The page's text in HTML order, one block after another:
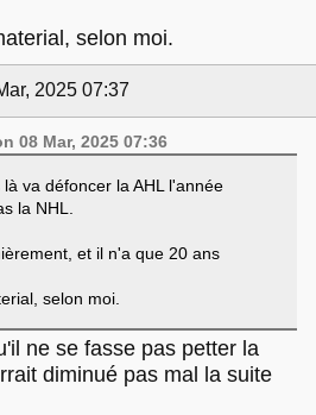
selon moi.
2025 07:37
08 Mar, 2025 07:36
va défoncer la AHL l'année
la NHL.
et il n'a que 20 ans
selon moi.
ne se fasse pas petter la
diminué pas mal la suite